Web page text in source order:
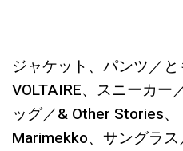
ジャケット、パンツ／
VOLTAIRE、スニーカー
ッグ／& Other Stories
Marimekko、サングラス